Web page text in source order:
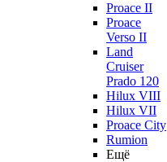
Proace II
Proace
Verso II
Land
Cruiser
Prado 120
Hilux VIII
Hilux VII
Proace City
Rumion
Ещё